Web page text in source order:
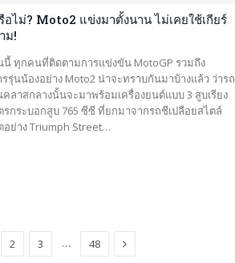
อไม่? Moto2 แข่งมาตั้งนาน ไม่เคยใช้เกียร์
ม!
นี้ ทุกคนที่ติดตามการแข่งขัน MotoGP รวมถึง
รรุ่นน้องอย่าง Moto2 น่าจะทราบกันมาบ้างแล้ว ว่ารถ
คลาสกลางนั้นจะมาพร้อมเครื่องยนต์แบบ 3 สูบเรียง
รกระบอกสูบ 765 ซีซี ที่ยกมาจากรถชีเปลือยสไตล์
อย่าง Triumph Street…
2 3 … 48 Next